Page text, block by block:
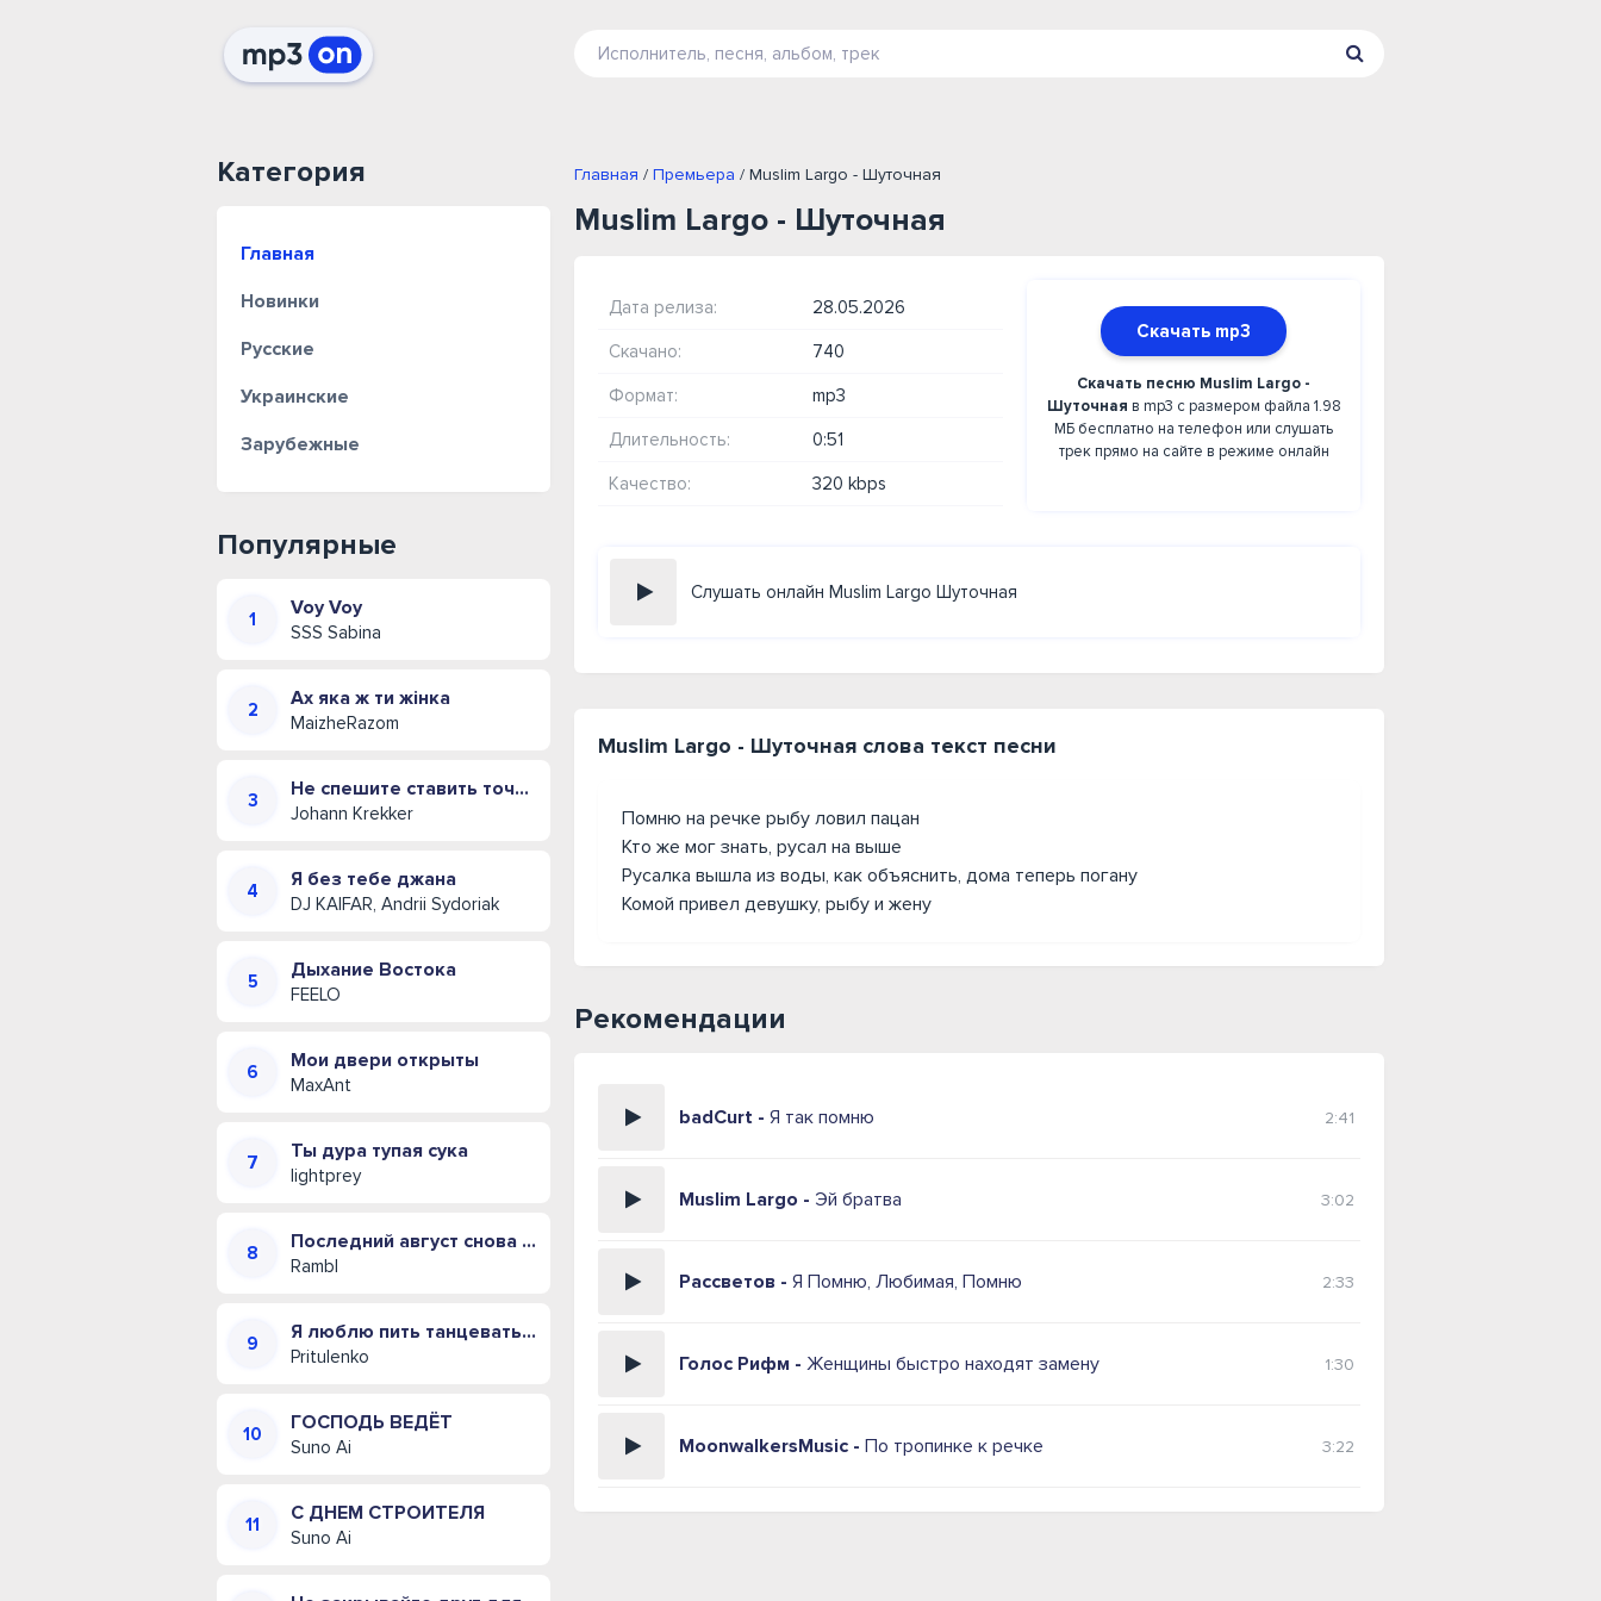
Категория
Главная
Новинки
Русские
Украинские
Зарубежные
Популярные
Voy Voy
SSS Sabina
Ах яка ж ти жінка
MaizheRazom
Не спешите ставить точку (Иван Креккер)
Johann Krekker
Я без тебе джана
DJ KAIFAR, Andrii Sydoriak
Дыхание Востока
FEELO
Мои двери открыты
MaxAnt
Ты дура тупая сука
lightprey
Последний август снова пахнет морем
Rambl
Я люблю пить танцевать и драться
Pritulenko
ГОСПОДЬ ВЕДЁТ
Suno Ai
С ДНЕМ СТРОИТЕЛЯ
Suno Ai
Главная / Премьера / Muslim Largo - Шуточная
Muslim Largo - Шуточная
Дата релиза: 28.05.2026
Скачано: 740
Формат: mp3
Длительность: 0:51
Качество: 320 kbps
Скачать mp3
Скачать песню Muslim Largo -
Шуточная в mp3 с размером файла 1.98
МБ бесплатно на телефон или слушать
трек прямо на сайте в режиме онлайн
Слушать онлайн Muslim Largo Шуточная
Muslim Largo - Шуточная слова текст песни
Помню на речке рыбу ловил пацан
Кто же мог знать, русал на выше
Русалка вышла из воды, как объяснить, дома теперь погану
Комой привел девушку, рыбу и жену
Рекомендации
badCurt - Я так помню 2:41
Muslim Largo - Эй братва 3:02
Рассветов - Я Помню, Любимая, Помню 2:33
Голос Рифм - Женщины быстро находят замену 1:30
MoonwalkersMusic - По тропинке к речке 3:22